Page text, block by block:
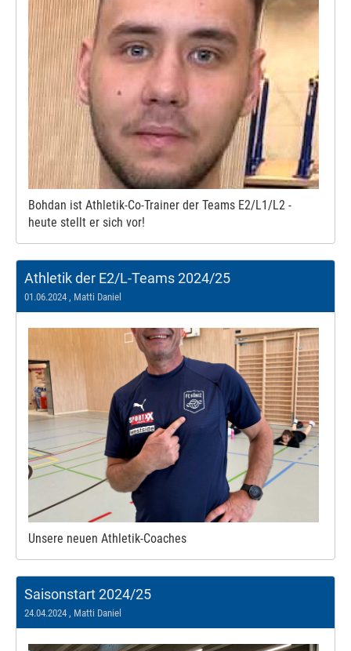
Bohdan ist Athletik-Co-Trainer der Teams E2/L1/L2 -
heute stellt er sich vor!
Athletik der E2/L-Teams 2024/25
01.06.2024 , Matti Daniel
Unsere neuen Athletik-Coaches
Saisonstart 2024/25
24.04.2024 , Matti Daniel